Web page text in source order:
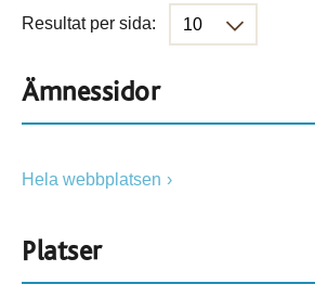
Resultat per sida:
Ämnessidor
Hela webbplatsen
Platser